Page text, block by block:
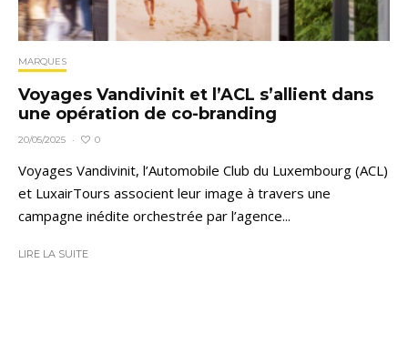
MARQUES
Voyages Vandivinit et l’ACL s’allient dans
une opération de co-branding
20/05/2025 · 0
Voyages Vandivinit, l’Automobile Club du Luxembourg (ACL)
et LuxairTours associent leur image à travers une
campagne inédite orchestrée par l’agence...
LIRE LA SUITE